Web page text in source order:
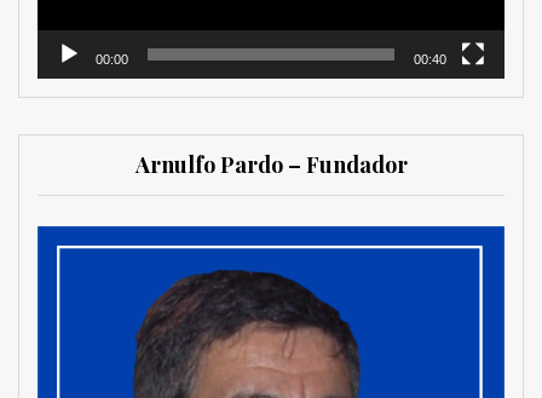
00:00 00:40
Arnulfo Pardo – Fundador